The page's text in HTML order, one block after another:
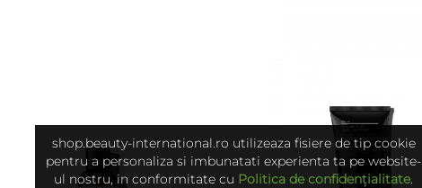
shop.beauty-international.ro utilizeaza fisiere de tip cookie
pentru a personaliza si imbunatati experienta ta pe website-
ul nostru, in conformitate cu Politica de confidențialitate.